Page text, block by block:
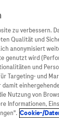
Arzneimittel
zu verbessern.
Qualität und
anonymisiert
genutzt wird
und
Targeting- und
Nutzung von
Informationen,
Cookie-/